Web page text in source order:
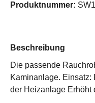
Produktnummer:
Beschreibung
Die passende
Kaminanlage. Einsatz:
der Heizanlage